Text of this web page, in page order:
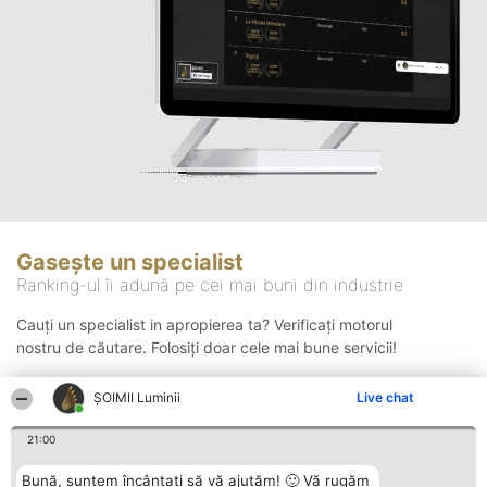
ȘOIMII Luminii Live chat
21:00
Bună, suntem încântați să vă ajutăm! 🙂 Vă rugăm
Gasește un specialist
Ranking-ul îi adună pe cei mai buni din industrie
Cauți un specialist in apropierea ta? Verificați motorul
nostru de căutare. Folosiți doar cele mai bune servicii!